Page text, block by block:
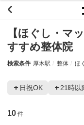
【ほぐし・マ
すすめ整体院
検索条件 厚木駅 整体 ほ
日祝OK 21時以
10 件